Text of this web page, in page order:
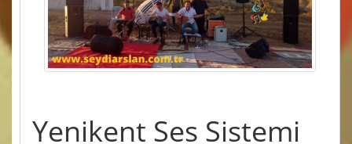
Yenikent Ses Sistemi